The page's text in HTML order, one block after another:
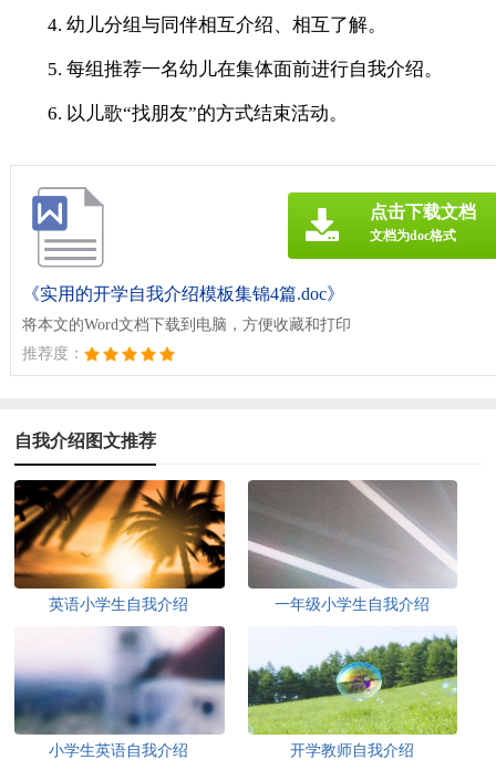
4. 幼儿分组与同伴相互介绍、相互了解。
5. 每组推荐一名幼儿在集体面前进行自我介绍。
6. 以儿歌“找朋友”的方式结束活动。
《实用的开学自我介绍模板集锦4篇.doc》
将本文的Word文档下载到电脑，方便收藏和打印
推荐度：
点击下载文档
文档为doc格式
自我介绍图文推荐
英语小学生自我介绍 一年级小学生自我介绍
小学生英语自我介绍 开学教师自我介绍